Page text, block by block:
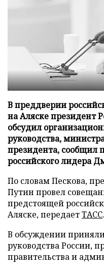
В преддверии
на Аляске президент
обсудил
руководства,
президента, сообщил
российского лидера
По словам Пескова,
Путин провел
предстоящей
Аляске, передаетТАСС.
В обсуждении
руководства России,
правительства и